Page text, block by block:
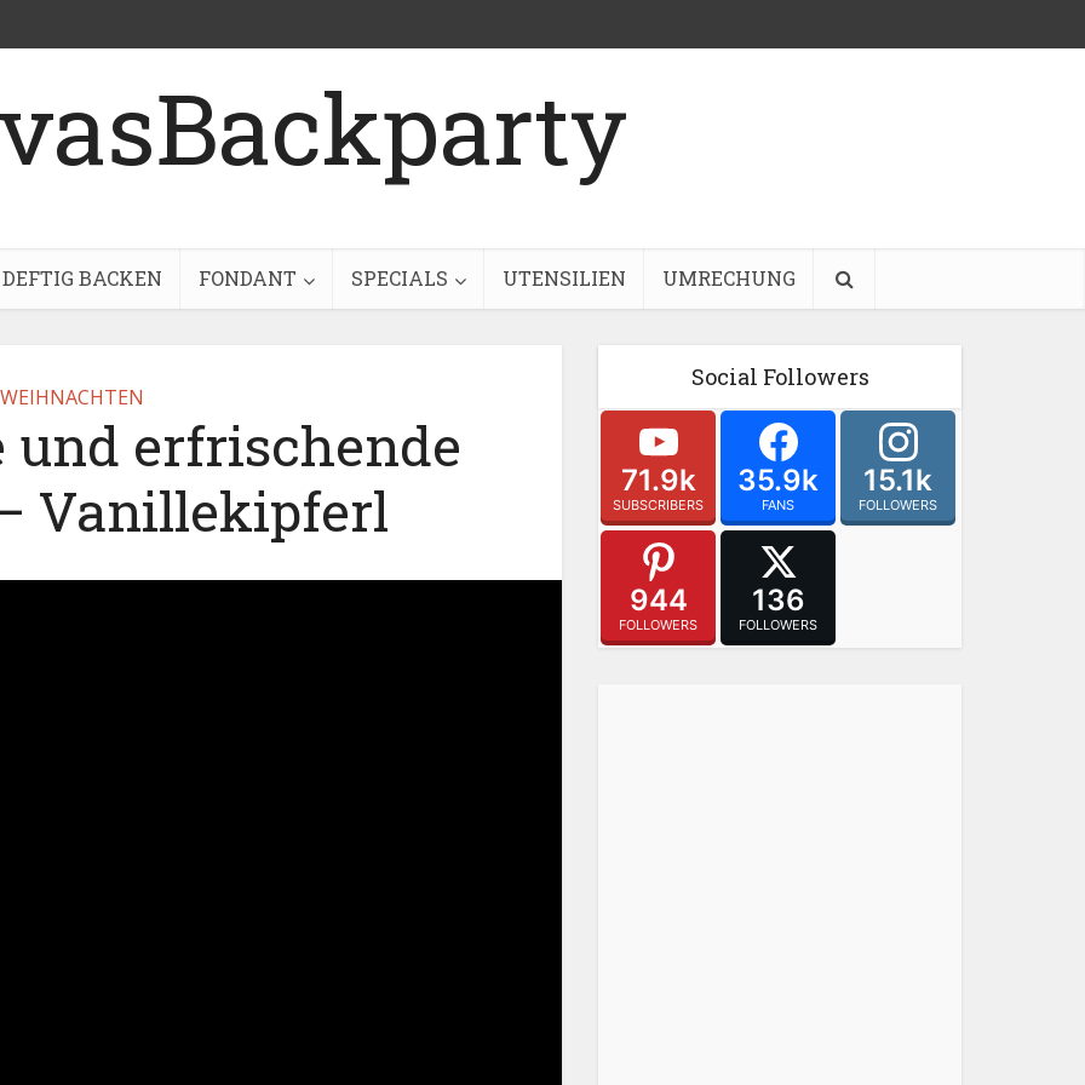
DEFTIG BACKEN FONDANT SPECIALS UTENSILIEN UMRECHUNG
WEIHNACHTEN
und erfrischende
Vanillekipferl
Social Followers
71.9k
SUBSCRIBERS
35.9k
FANS
15.1k
FOLLOWERS
944
FOLLOWERS
136
FOLLOWERS